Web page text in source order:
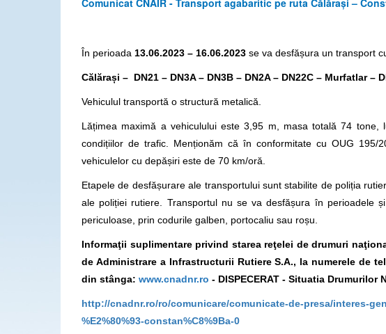
Comunicat CNAIR - Transport agabaritic pe ruta Călărași –
În perioada 13.06.2023 – 16.06.2023 se va desfășura un transport
Călărași – DN21 – DN3A – DN3B – DN2A – DN22C – Murfatlar –
Vehiculul transportă o structură metalică.
Lățimea maximă a vehiculului este 3,95 m, masa totală 74
condițiilor de trafic. Menționăm că în conformitate cu OUG 195/
vehiculelor cu depășiri este de 70 km/oră.
Etapele de desfășurare ale transportului sunt stabilite de poliția
ale poliției rutiere. Transportul nu se va desfășura în perioadele
periculoase, prin codurile galben, portocaliu sau roșu.
Informaţii suplimentare privind starea reţelei de drumuri
de Administrare a Infrastructurii Rutiere S.A., la numerele de
din stânga: www.cnadnr.ro - DISPECERAT - Situatia Drumurilor
http://cnadnr.ro/ro/comunicare/comunicate-de-presa/interes-
%E2%80%93-constan%C8%9Ba-0